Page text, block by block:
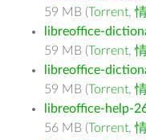
59 MB (Torrent,
libreoffice-
59 MB (Torrent,
libreoffice-
59 MB (Torrent,
libreoffice-help-
56 MB (Torrent,